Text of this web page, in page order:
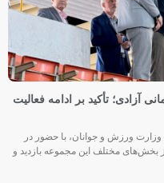
تأکید بر ادامه فعالیت
ورزش و جوانان، با حضور در
مختلف این مجموعه بازدید و